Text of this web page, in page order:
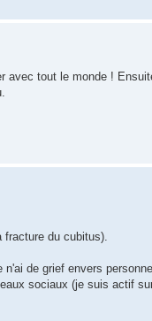
avec tout le monde !
fracture du cubitus).
de grief envers
sociaux (je suis actif